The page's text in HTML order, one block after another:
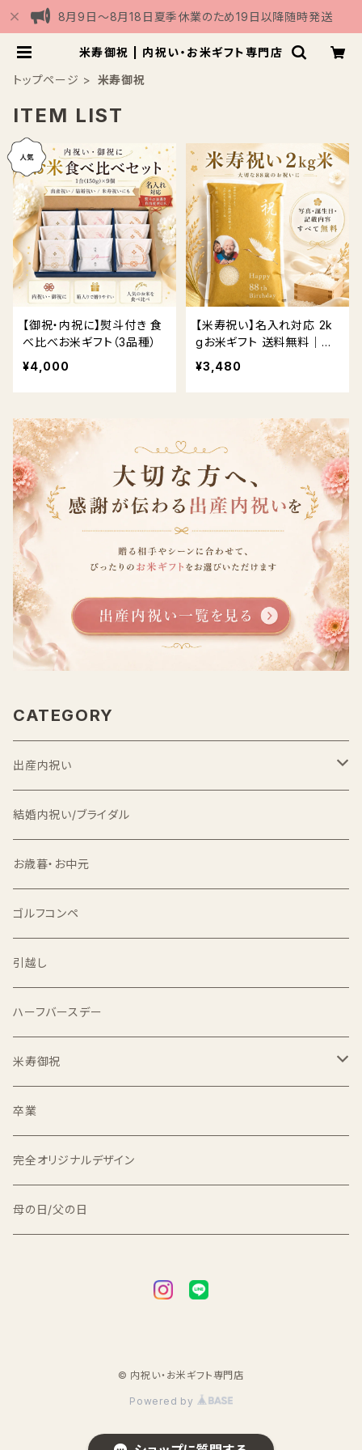
8月9日〜8月18日夏季休業のため19日以降随時発送
米寿御祝 | 内祝い・お米ギフト専門店
トップページ
米寿御祝
ITEM LIST
【御祝・内祝に】熨斗付き 食
べ比べお米ギフト（3品種）
¥4,000
【米寿祝い】名入れ対応 2k
gお米ギフト 送料無料｜贈
答用BOX・熨斗対応
¥3,480
CATEGORY
出産内祝い
出産内祝い米
食べ比べセット
出生体重米
3kg
5kg
双子用
結婚内祝い/ブライダル
お歳暮・お中元
ゴルフコンペ
引越し
ハーフバースデー
米寿御祝
2kg
卒業
完全オリジナルデザイン
母の日/父の日
© 内祝い・お米ギフト専門店
Powered by